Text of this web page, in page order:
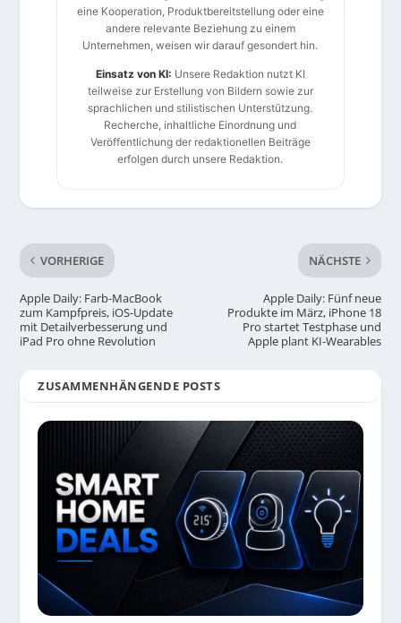
eine Kooperation, Produktbereitstellung oder eine
andere relevante Beziehung zu einem
Unternehmen, weisen wir darauf gesondert hin.
Einsatz von KI: Unsere Redaktion nutzt KI
teilweise zur Erstellung von Bildern sowie zur
sprachlichen und stilistischen Unterstützung.
Recherche, inhaltliche Einordnung und
Veröffentlichung der redaktionellen Beiträge
erfolgen durch unsere Redaktion.
VORHERIGE
Apple Daily: Farb-MacBook
zum Kampfpreis, iOS-Update
mit Detailverbesserung und
iPad Pro ohne Revolution
NÄCHSTE
Apple Daily: Fünf neue
Produkte im März, iPhone 18
Pro startet Testphase und
Apple plant KI-Wearables
ZUSAMMENHÄNGENDE POSTS